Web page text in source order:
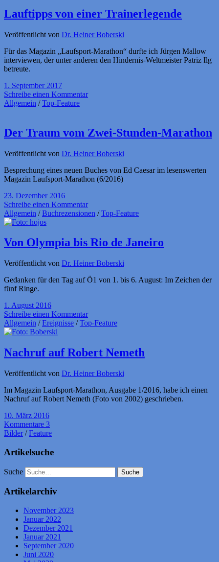
Lauftipps von einer Trainerlegende
Veröffentlicht von Dr. Heiner Boberski
Für das Magazin „Laufsport-Marathon“ durfte ich Jürgen Mallow
interviewen, der unter anderen den Hindernis-Weltmeister Patriz Ilg
betreute.
1. September 2017
Schreibe einen Kommentar
Allgemein /Top-Feature
Der Traum vom Zwei-Stunden-Marathon
Veröffentlicht von Dr. Heiner Boberski
Besprechung eines neuen Buches von Ed Caesar im lesenswerten
Magazin Laufsport-Marathon (6/2016)
23. Dezember 2016
Schreibe einen Kommentar
Allgemein /Buchrezensionen /Top-Feature
Von Olympia bis Rio de Janeiro
Veröffentlicht von Dr. Heiner Boberski
Gedanken für den Tag auf Ö1 von 1. bis 6. August: Im Zeichen der
fünf Ringe.
1. August 2016
Schreibe einen Kommentar
Allgemein /Ereignisse /Top-Feature
Nachruf auf Robert Nemeth
Veröffentlicht von Dr. Heiner Boberski
Im Magazin Laufsport-Marathon, Ausgabe 1/2016, habe ich einen
Nachruf auf Robert Nemeth (Foto von 2002) geschrieben.
10. März 2016
Kommentare 3
Bilder/Feature
Artikelsuche
Suche
Artikelarchiv
November 2023
Januar 2022
Dezember 2021
Januar 2021
September 2020
Juni 2020